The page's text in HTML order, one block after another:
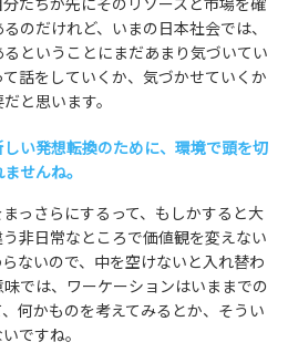
のだけれど、いまの日本社会では、
ということにまだあまり気づいてい
話をしていくか、気づかせていくか
と思います。
しい発想転換のために、環境で頭を切
せんね。
っさらにするって、もしかすると大
非日常なところで価値観を変えない
ないので、中を空けないと入れ替わ
では、ワーケーションはいままでの
何かものを考えてみるとか、そうい
ですね。